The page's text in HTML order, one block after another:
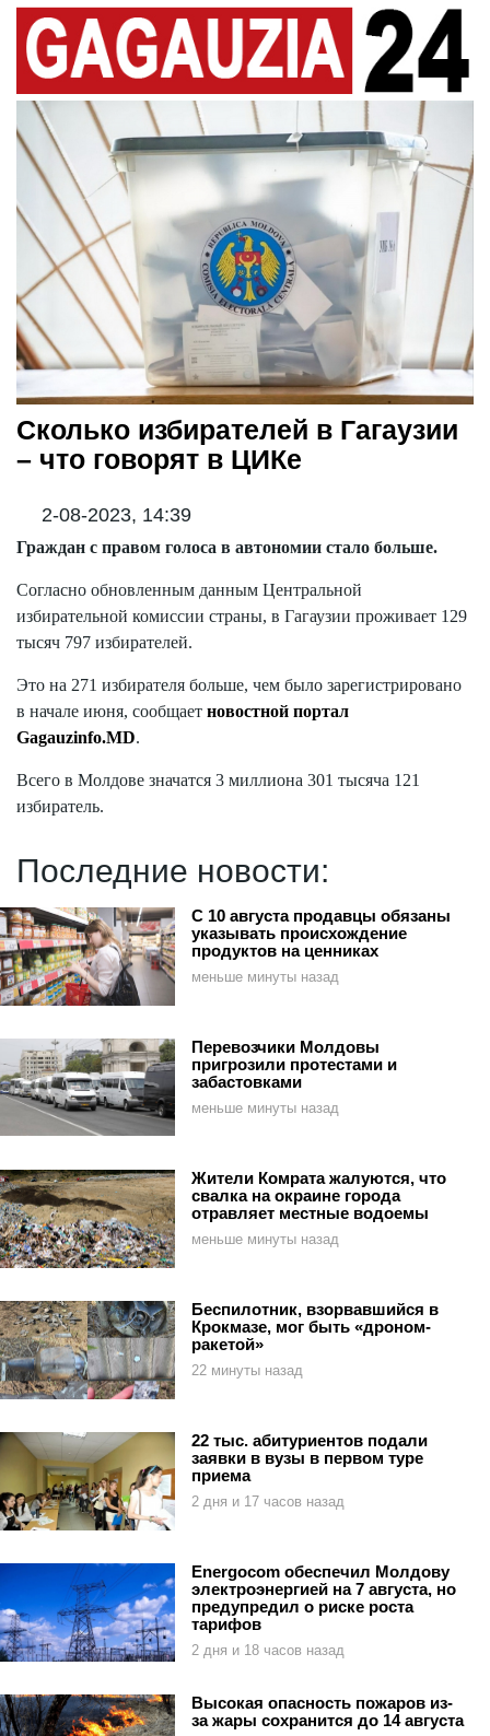
Сколько избирателей в Гагаузии
– что говорят в ЦИКе
2-08-2023, 14:39
Граждан с правом голоса в автономии стало больше.
Согласно обновленным данным Центральной
избирательной комиссии страны, в Гагаузии проживает 129
тысяч 797 избирателей.
Это на 271 избирателя больше, чем было зарегистрировано
в начале июня, сообщает новостной портал
Gagauzinfo.MD.
Всего в Молдове значатся 3 миллиона 301 тысяча 121
избиратель.
Последние новости:
С 10 августа продавцы обязаны
указывать происхождение
продуктов на ценниках
меньше минуты назад
Перевозчики Молдовы
пригрозили протестами и
забастовками
меньше минуты назад
Жители Комрата жалуются, что
свалка на окраине города
отравляет местные водоемы
меньше минуты назад
Беспилотник, взорвавшийся в
Крокмазе, мог быть «дроном-
ракетой»
22 минуты назад
22 тыс. абитуриентов подали
заявки в вузы в первом туре
приема
2 дня и 17 часов назад
Energocom обеспечил Молдову
электроэнергией на 7 августа, но
предупредил о риске роста
тарифов
2 дня и 18 часов назад
Высокая опасность пожаров из-
за жары сохранится до 14 августа